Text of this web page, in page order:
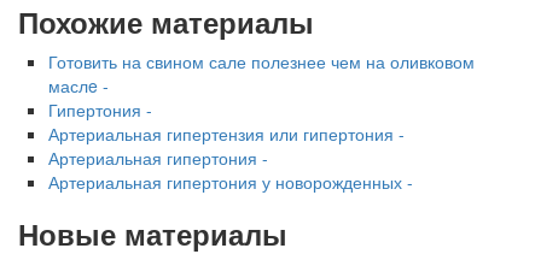
Похожие материалы
Готовить на свином сале полезнее чем на оливковом
маслe -
Гипертония -
Артериальная гипертензия или гипертония -
Артериальная гипертония -
Артериальная гипертония у новорожденных -
Новые материалы